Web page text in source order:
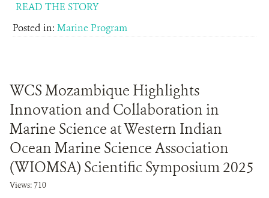
READ THE STORY
Posted in: Marine Program
WCS Mozambique Highlights
Innovation and Collaboration in
Marine Science at Western Indian
Ocean Marine Science Association
(WIOMSA) Scientific Symposium 2025
Views: 710